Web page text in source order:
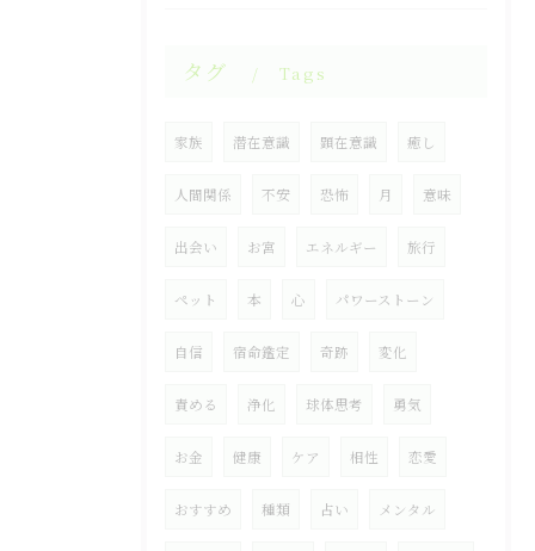
タグ Tags
家族 潜在意識 顕在意識 癒し
人間関係 不安 恐怖 月 意味
出会い お宮 エネルギー 旅行
ペット 本 心 パワーストーン
自信 宿命鑑定 奇跡 変化
責める 浄化 球体思考 勇気
お金 健康 ケア 相性 恋愛
おすすめ 種類 占い メンタル